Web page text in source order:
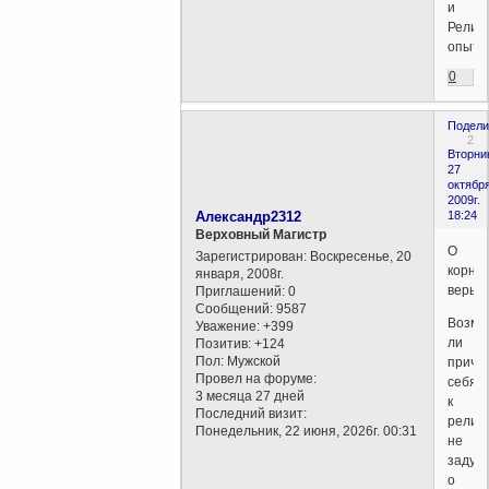
и
опыта.
0
2
27
2009г.
18:24
Александр2312
Верховный Магистр
Зарегистрирован: Воскресенье, 20
января, 2008г.
Приглашений: 0
Сообщений: 9587
Уважение: +399
Позитив: +124
Пол: Мужской
Провел на форуме:
3 месяца 27 дней
Последний визит:
Понедельник, 22 июня, 2026г. 00:31
О
корнях
веры.
ли
себя
к
не
о